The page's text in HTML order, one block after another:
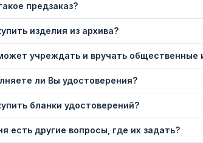
предзаказ?
изделия из архива?
учреждать и вручать
ли Вы удостоверения?
бланки удостоверений?
есть другие вопросы, где их задать?